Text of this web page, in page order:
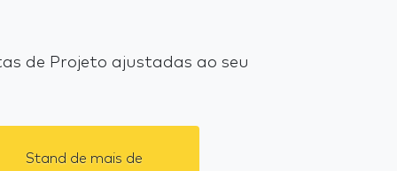
de Projeto ajustadas ao seu
Stand de mais de